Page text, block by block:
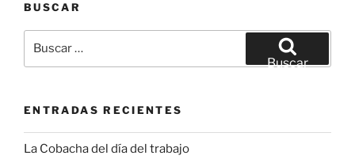
BUSCAR
por:
Buscar
ENTRADAS RECIENTES
La Cobacha del día del trabajo